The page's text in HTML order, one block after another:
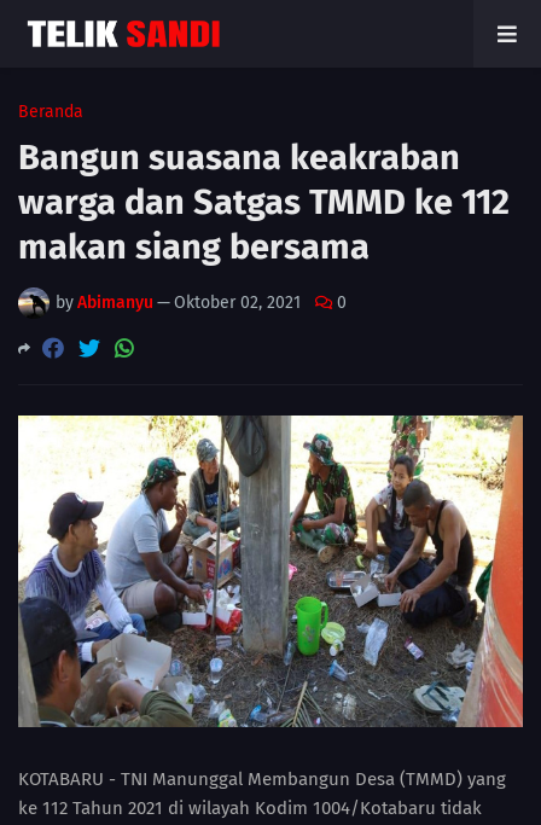
Beranda
Bangun suasana keakraban
warga dan Satgas TMMD ke 112
makan siang bersama
byAbimanyu —Oktober 02, 2021 0
KOTABARU - TNI Manunggal Membangun Desa (TMMD) yang
ke 112 Tahun 2021 di wilayah Kodim 1004/Kotabaru tidak